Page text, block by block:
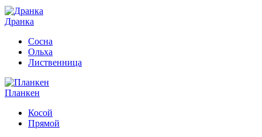
Дранка
Сосна
Ольха
Лиственница
Планкен
Косой
Прямой